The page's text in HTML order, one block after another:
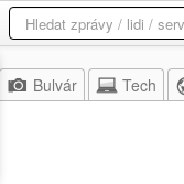
Bulvár Tech